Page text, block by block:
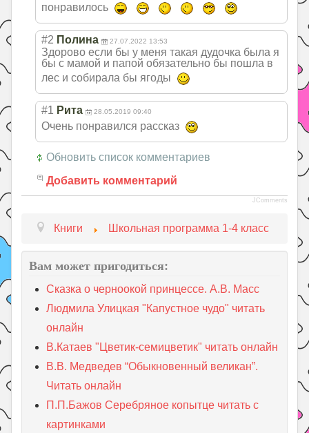
понравилось
#2 Полина 27.07.2022 13:53
Здорово если бы у меня такая дудочка была я
бы с мамой и папой обязательно бы пошла в
лес и собирала бы ягоды
#1 Рита 28.05.2019 09:40
Очень понравился рассказ
Обновить список комментариев
Добавить комментарий
JComments
Книги Школьная программа 1-4 класс
Вам может пригодиться:
Сказка о черноокой принцессе. А.В. Масс
Людмила Улицкая "Капустное чудо" читать
онлайн
В.Катаев "Цветик-семицветик" читать онлайн
В.В. Медведев “Обыкновенный великан”.
Читать онлайн
П.П.Бажов Серебряное копытце читать с
картинками